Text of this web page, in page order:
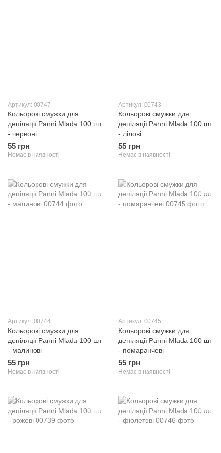
Артикул: 00747
Кольорові смужки для
депіляції Panni Mlada 100 шт
- червоні
55 грн
Немає в наявності
Артикул: 00743
Кольорові смужки для
депіляції Panni Mlada 100 шт
- лілові
55 грн
Немає в наявності
Артикул: 00744
Кольорові смужки для
депіляції Panni Mlada 100 шт
- малинові
55 грн
Немає в наявності
Артикул: 00745
Кольорові смужки для
депіляції Panni Mlada 100 шт
- помаранчеві
55 грн
Немає в наявності